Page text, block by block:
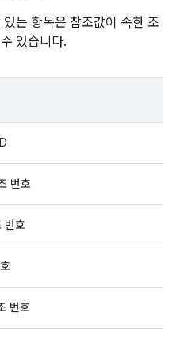
는 항목은 참조값이 속한 조
있습니다.
번호
번호
번호